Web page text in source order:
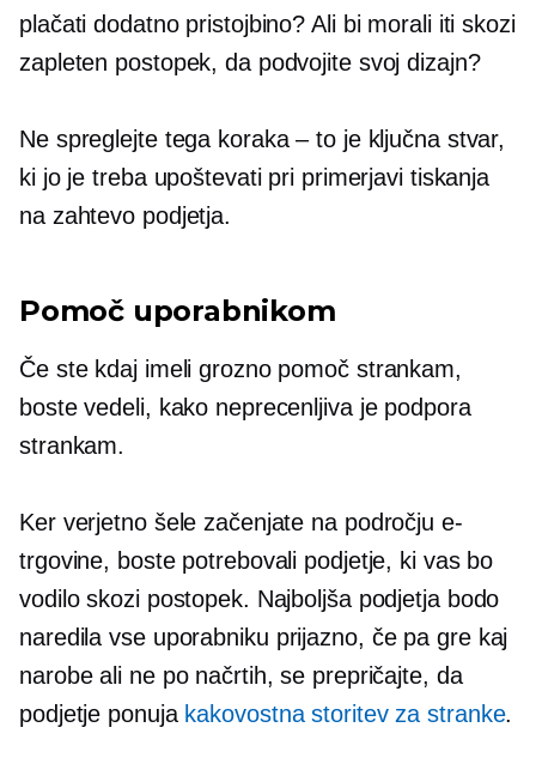
plačati dodatno pristojbino? Ali bi morali iti skozi
zapleten postopek, da podvojite svoj dizajn?
Ne spreglejte tega koraka – to je ključna stvar,
ki jo je treba upoštevati pri primerjavi tiskanja
na zahtevo podjetja.
Pomoč uporabnikom
Če ste kdaj imeli grozno pomoč strankam,
boste vedeli, kako neprecenljiva je podpora
strankam.
Ker verjetno šele začenjate na področju e-
trgovine, boste potrebovali podjetje, ki vas bo
vodilo skozi postopek. Najboljša podjetja bodo
naredila vse uporabniku prijazno, če pa gre kaj
narobe ali ne po načrtih, se prepričajte, da
podjetje ponuja kakovostna storitev za stranke.